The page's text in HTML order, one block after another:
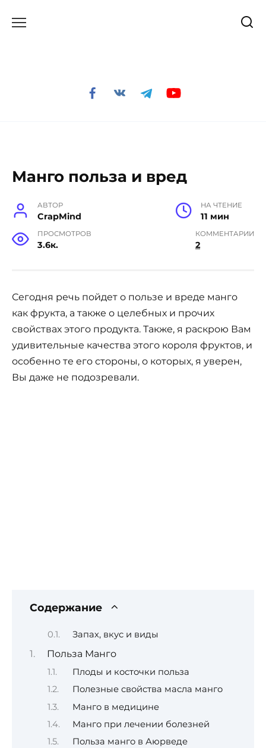
Манго польза и вред
АВТОР
CrapMind
НА ЧТЕНИЕ
11 мин
ПРОСМОТРОВ
3.6к.
КОММЕНТАРИИ
2
Сегодня речь пойдет о пользе и вреде манго
как фрукта, а также о целебных и прочих
свойствах этого продукта. Также, я раскрою Вам
удивительные качества этого короля фруктов, и
особенно те его стороны, о которых, я уверен,
Вы даже не подозревали.
Содержание
Запах, вкус и виды
Польза Манго
Плоды и косточки польза
Полезные свойства масла манго
Манго в медицине
Манго при лечении болезней
Польза манго в Аюрведе